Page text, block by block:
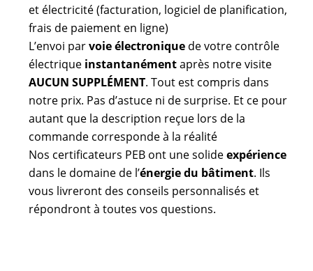
et électricité (facturation, logiciel de planification,
frais de paiement en ligne)
L’envoi parvoie électroniquede votre contrôle
électrique instantanémentaprès notre visite
AUCUN SUPPLÉMENT. Tout est compris dans
notre prix. Pas d’astuce ni de surprise. Et ce pour
autant que la description reçue lors de la
commande corresponde à la réalité
Nos certificateurs PEB ont une solideexpérience
dans le domaine de l’énergie du bâtiment. Ils
vous livreront des conseils personnalisés et
répondront à toutes vos questions.